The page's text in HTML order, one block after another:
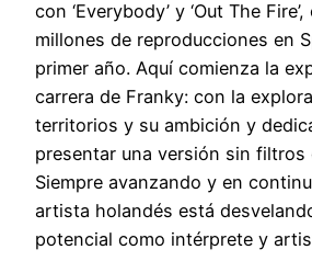
con ‘Everybody’ y ‘Out The
millones de reproducciones en
primer año. Aquí comienza la
carrera de Franky: con la
territorios y su ambición y
presentar una versión sin filtros
Siempre avanzando y en
artista holandés está
potencial como intérprete y